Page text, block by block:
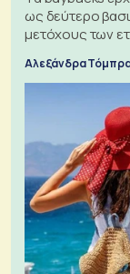
ως δεύτερο
μετόχους των
Αλεξάνδρα